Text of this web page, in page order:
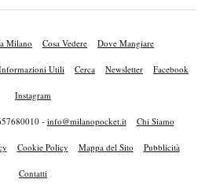
Milano Cosa Vedere Dove Mangiare
Utili Cerca Newsletter Facebook
Instagram
- info@milanopocket.it Chi Siamo
Cookie Policy Mappa del Sito Pubblicità
Contatti